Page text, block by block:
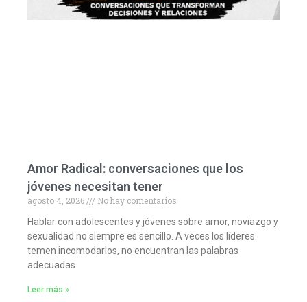
Amor Radical: conversaciones que los
jóvenes necesitan tener
agosto 4, 2026
No hay comentarios
Hablar con adolescentes y jóvenes sobre amor, noviazgo y
sexualidad no siempre es sencillo. A veces los líderes
temen incomodarlos, no encuentran las palabras
adecuadas
Leer más »